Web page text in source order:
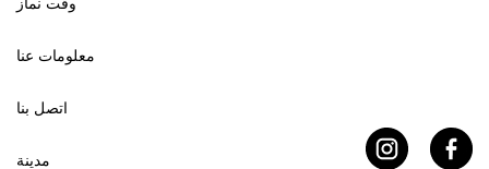
معلومات عنا
اتصل بنا
مدينة